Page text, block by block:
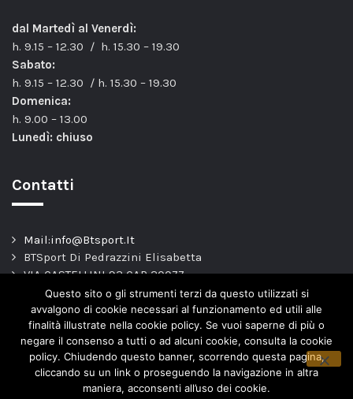
dal Martedì al Venerdì:
h. 9.15 – 12.30 / h. 15.30 – 19.30
Sabato:
h. 9.15 – 12.30 / h. 15.30 – 19.30
Domenica:
h. 9.00 – 13.00
Lunedì: chiuso
Contatti
Mail:info@Btsport.It
BTSport Di Pedrazzini Elisabetta
VIA CASTELLINI 93 CAP 20077
Melegnano – MI –
TEL: 02.9837163
P.Iva. 04443820966
Questo sito o gli strumenti terzi da questo utilizzati si
avvalgono di cookie necessari al funzionamento ed utili alle
finalità illustrate nella cookie policy. Se vuoi saperne di più o
negare il consenso a tutti o ad alcuni cookie, consulta la cookie
policy. Chiudendo questo banner, scorrendo questa pagina,
cliccando su un link o proseguendo la navigazione in altra
maniera, acconsenti all’uso dei cookie.